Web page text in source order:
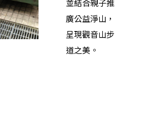
並結合親子推
廣公益淨山，
呈現觀音山步
道之美。